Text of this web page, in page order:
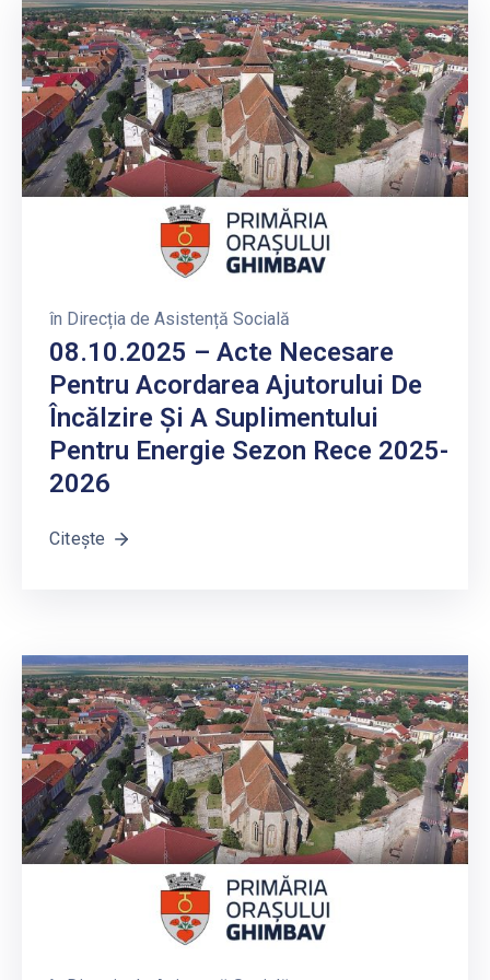
în Direcția de Asistență Socială
08.10.2025 – Acte Necesare
Pentru Acordarea Ajutorului De
Încălzire Și A Suplimentului
Pentru Energie Sezon Rece 2025-
2026
Citește